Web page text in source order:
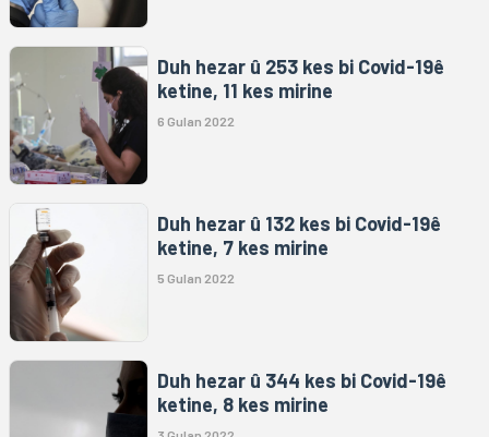
Duh hezar û 253 kes bi Covid-19ê
ketine, 11 kes mirine
6 Gulan 2022
Duh hezar û 132 kes bi Covid-19ê
ketine, 7 kes mirine
5 Gulan 2022
Duh hezar û 344 kes bi Covid-19ê
ketine, 8 kes mirine